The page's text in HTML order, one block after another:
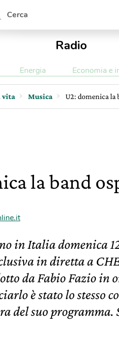
Cerca
Radio
Energia Economia e
vita Musica U2: domenica la
la band
in Italia domenica
in diretta a
da Fabio Fazio in
è stato lo stesso
del suo